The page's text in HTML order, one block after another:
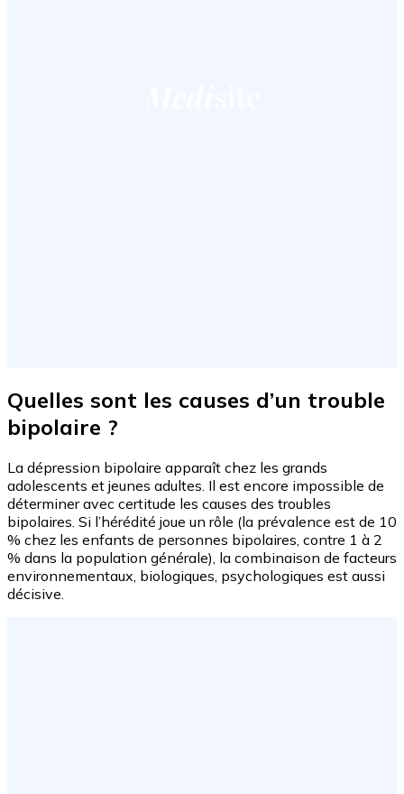
Quelles sont les causes d’un trouble
bipolaire ?
La dépression bipolaire apparaît chez les grands
adolescents et jeunes adultes. Il est encore impossible de
déterminer avec certitude les causes des troubles
bipolaires. Si l’hérédité joue un rôle (la prévalence est de 10
% chez les enfants de personnes bipolaires, contre 1 à 2
% dans la population générale), la combinaison de facteurs
environnementaux, biologiques, psychologiques est aussi
décisive.